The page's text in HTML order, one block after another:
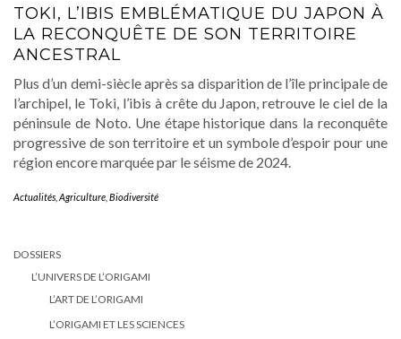
TOKI, L’IBIS EMBLÉMATIQUE DU JAPON À
LA RECONQUÊTE DE SON TERRITOIRE
ANCESTRAL
Plus d’un demi-siècle après sa disparition de l’île principale de
l’archipel, le Toki, l’ibis à crête du Japon, retrouve le ciel de la
péninsule de Noto. Une étape historique dans la reconquête
progressive de son territoire et un symbole d’espoir pour une
région encore marquée par le séisme de 2024.
Actualités Agriculture Biodiversité
DOSSIERS
L’UNIVERS DE L’ORIGAMI
L’ART DE L’ORIGAMI
L’ORIGAMI ET LES SCIENCES